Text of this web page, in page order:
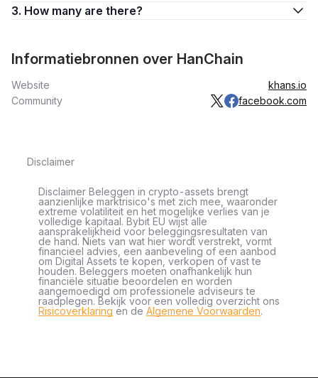
3. How many are there?
Informatiebronnen over HanChain
Website
khans.io
Community
facebook.com
Disclaimer
Disclaimer Beleggen in crypto-assets brengt
aanzienlijke marktrisico's met zich mee, waaronder
extreme volatiliteit en het mogelijke verlies van je
volledige kapitaal. Bybit EU wijst alle
aansprakelijkheid voor beleggingsresultaten van
de hand. Niets van wat hier wordt verstrekt, vormt
financieel advies, een aanbeveling of een aanbod
om Digital Assets te kopen, verkopen of vast te
houden. Beleggers moeten onafhankelijk hun
financiële situatie beoordelen en worden
aangemoedigd om professionele adviseurs te
raadplegen. Bekijk voor een volledig overzicht ons
Risicoverklaring en de Algemene Voorwaarden.